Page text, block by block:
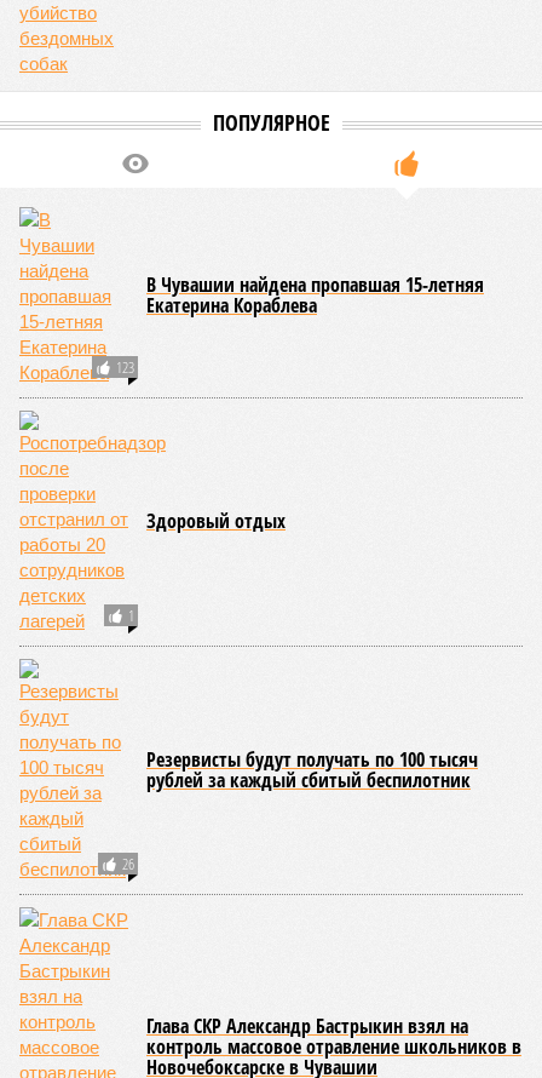
В регионе учреждены удостоверения мастеров спорта по борьбе керешу
направленные на повышение статуса и институциональное
развитие национальной борьбы на поясах керешу.
Региональные власти не ограничилисьпризнаниемданной
дисциплины в качестве приоритетной, но также утвердили
официальную систему спортивных званий и
ведомственных знаков отличия, закрепив
соответствующие положения и образцы наградных
атрибутов на уровне правительства субъекта. Согласно
обнародованным материалам, введены удостоверения и
нагрудные знаки мастера спорта Чувашии международного
класса по керешу, а также мастера спорта Чувашии.
Параллельно с этим разработана полная разрядная сетка
по керешу, охватывающая все ступени от третьего
юношеского разряда до уровня кандидата в мастера
спорта. Такая структура призвана обеспечить системность
в подготовке юных атлетов и создать чёткие ориентиры
для последовательного повышения их квалификации.
Керешу представляет собой традиционное единоборство,
уходящее корнями в культуру чувашского народа. Схватка
проходит следующим образом: соперники располагаются
лицом друг к другу, при этом через пояс каждого из них
перекинуто специальное матерчатое полотенце;
удерживаясь за этот элемент экипировки, борцы вступают
в противоборство, основная задача которого заключается в
том, чтобы опрокинуть противника.
Современная версия чувашской национальной борьбы
была создана в 1990-х годах. С того периода дисциплина
переживает этап активного возрождения, сохраняя при
этом неразрывную связь с многовековыми народными
традициями.